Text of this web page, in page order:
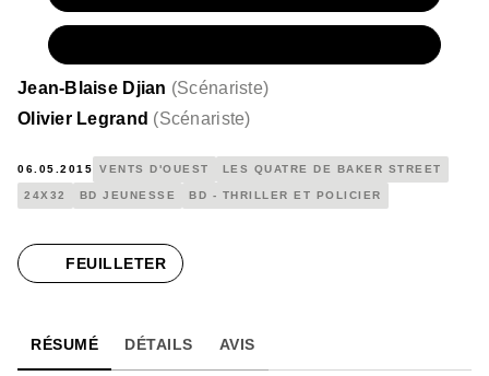
Jean-Blaise Djian (Scénariste)
Olivier Legrand (Scénariste)
06.05.2015 VENTS D'OUEST LES QUATRE DE BAKER STREET
24X32 BD JEUNESSE BD - THRILLER ET POLICIER
FEUILLETER
RÉSUMÉ DÉTAILS AVIS